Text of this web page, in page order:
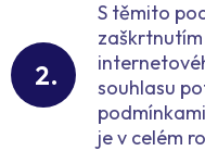
S těmito
souhlasu
je v celém